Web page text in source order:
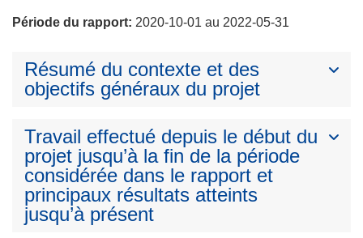
Période du rapport: 2020-10-01 au 2022-05-31
Résumé du contexte et des
objectifs généraux du projet
Travail effectué depuis le début du
projet jusqu’à la fin de la période
considérée dans le rapport et
principaux résultats atteints
jusqu’à présent